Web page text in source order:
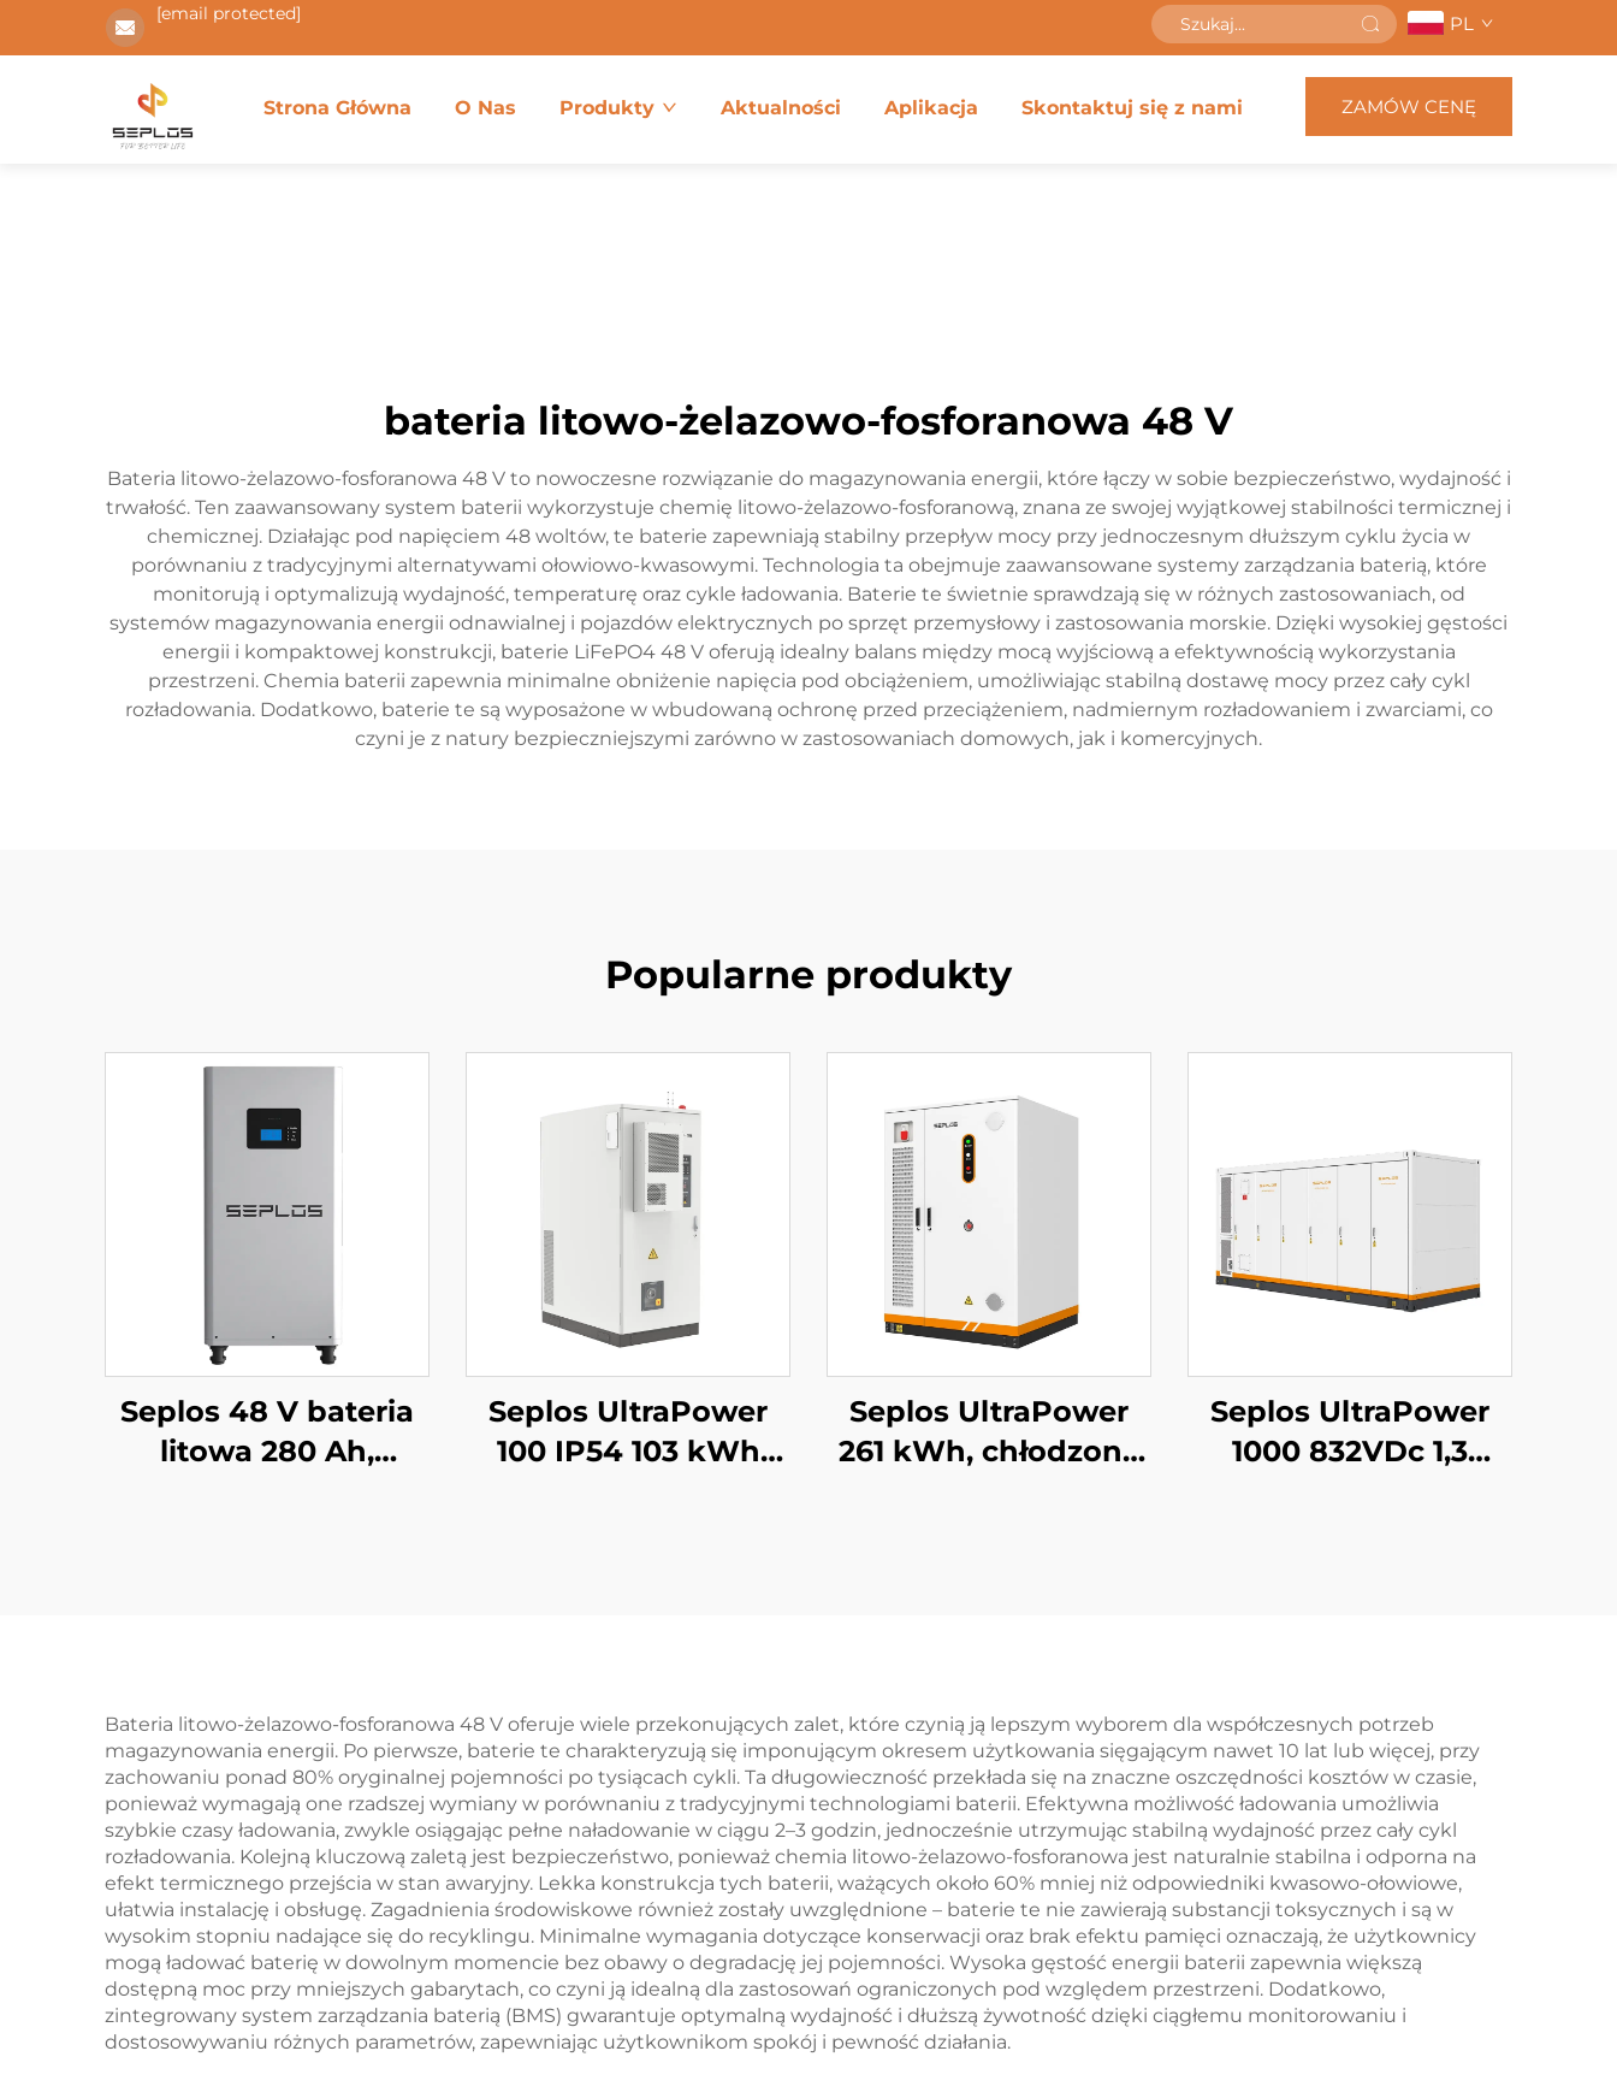
[email protected] PL
Strona Główna O Nas Produkty Aktualności Aplikacja Skontaktuj się z nami ZAMÓW CENĘ
bateria litowo-żelazowo-fosforanowa 48 V
Bateria litowo-żelazowo-fosforanowa 48 V to nowoczesne rozwiązanie do magazynowania energii, które łączy w sobie bezpieczeństwo, wydajność i
trwałość. Ten zaawansowany system baterii wykorzystuje chemię litowo-żelazowo-fosforanową, znana ze swojej wyjątkowej stabilności termicznej i
chemicznej. Działając pod napięciem 48 woltów, te baterie zapewniają stabilny przepływ mocy przy jednoczesnym dłuższym cyklu życia w
porównaniu z tradycyjnymi alternatywami ołowiowo-kwasowymi. Technologia ta obejmuje zaawansowane systemy zarządzania baterią, które
monitorują i optymalizują wydajność, temperaturę oraz cykle ładowania. Baterie te świetnie sprawdzają się w różnych zastosowaniach, od
systemów magazynowania energii odnawialnej i pojazdów elektrycznych po sprzęt przemysłowy i zastosowania morskie. Dzięki wysokiej gęstości
energii i kompaktowej konstrukcji, baterie LiFePO4 48 V oferują idealny balans między mocą wyjściową a efektywnością wykorzystania
przestrzeni. Chemia baterii zapewnia minimalne obniżenie napięcia pod obciążeniem, umożliwiając stabilną dostawę mocy przez cały cykl
rozładowania. Dodatkowo, baterie te są wyposażone w wbudowaną ochronę przed przeciążeniem, nadmiernym rozładowaniem i zwarciami, co
czyni je z natury bezpieczniejszymi zarówno w zastosowaniach domowych, jak i komercyjnych.
Popularne produkty
Seplos 48 V bateria
litowa 280 Ah,
fosforanowa
(LiFePO4)
Seplos UltraPower
100 IP54 103 kWh
Seplos UltraPower
261 kWh, chłodzony
termiczne dla
przemysłowych
systemów
magazynowania
energii w
mikrosieciach
Seplos UltraPower
1000 832VDc 1,3
Mikrosieci BESS
Bateria litowo-żelazowo-fosforanowa 48 V oferuje wiele przekonujących zalet, które czynią ją lepszym wyborem dla współczesnych potrzeb
magazynowania energii. Po pierwsze, baterie te charakteryzują się imponującym okresem użytkowania sięgającym nawet 10 lat lub więcej, przy
zachowaniu ponad 80% oryginalnej pojemności po tysiącach cykli. Ta długowieczność przekłada się na znaczne oszczędności kosztów w czasie,
ponieważ wymagają one rzadszej wymiany w porównaniu z tradycyjnymi technologiami baterii. Efektywna możliwość ładowania umożliwia
szybkie czasy ładowania, zwykle osiągając pełne naładowanie w ciągu 2–3 godzin, jednocześnie utrzymując stabilną wydajność przez cały cykl
rozładowania. Kolejną kluczową zaletą jest bezpieczeństwo, ponieważ chemia litowo-żelazowo-fosforanowa jest naturalnie stabilna i odporna na
efekt termicznego przejścia w stan awaryjny. Lekka konstrukcja tych baterii, ważących około 60% mniej niż odpowiedniki kwasowo-ołowiowe,
ułatwia instalację i obsługę. Zagadnienia środowiskowe również zostały uwzględnione – baterie te nie zawierają substancji toksycznych i są w
wysokim stopniu nadające się do recyklingu. Minimalne wymagania dotyczące konserwacji oraz brak efektu pamięci oznaczają, że użytkownicy
mogą ładować baterię w dowolnym momencie bez obawy o degradację jej pojemności. Wysoka gęstość energii baterii zapewnia większą
dostępną moc przy mniejszych gabarytach, co czyni ją idealną dla zastosowań ograniczonych pod względem przestrzeni. Dodatkowo,
zintegrowany system zarządzania baterią (BMS) gwarantuje optymalną wydajność i dłuższą żywotność dzięki ciągłemu monitorowaniu i
dostosowywaniu różnych parametrów, zapewniając użytkownikom spokój i pewność działania.